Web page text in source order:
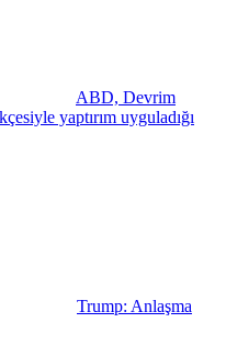
ABD, Devrim
yaptırım uyguladığı
Trump: Anlaşma